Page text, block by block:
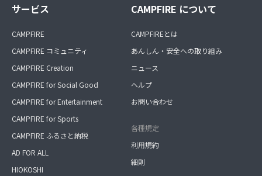
サービス
CAMPFIRE
CAMPFIRE コミュニティ
CAMPFIRE Creation
CAMPFIRE for Social Good
CAMPFIRE for Entertainment
CAMPFIRE for Sports
CAMPFIRE ふるさと納税
AD FOR ALL
HIOKOSHI
CAMPFIRE について
CAMPFIREとは
あんしん・安全への取り組み
ニュース
ヘルプ
お問い合わせ
各種規定
利用規約
細則